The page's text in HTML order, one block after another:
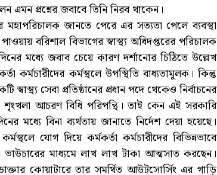
এমন প্রশ্নের জবাবে তিনি নিরব থাকেন।
মহাপরিচালক জানতে পেরে এর সত্যতা পেলে ব্যবস্থা
বরিশাল বিভাগের স্বাস্থ্য অধিদপ্তরের পরিচালক
মধ্যে জবাব চেয়ে কারণ দর্শানোর চিঠিতে উল্লেখ
কর্মচারীদের কর্মস্থলে উপস্থিতি বাধ্যতামূলক। কিন্তু
সেবা প্রতিষ্ঠানের প্রধান পদে থেকেও নির্বাচনের
আচরণ বিধি পরিপন্থি। তাই কেন এই সরকারি
মধ্যে বিনা ব্যর্থতায় জানাতে নির্দেশ দেয়া হয়েছে।
যোগ দিয়ে কর্মকর্তা কর্মচারীদের বিভিন্নভাবে
মাধ্যমে লাখ লাখ টাকা আত্মসাত করছেন।
কোয়াটারে তার সমর্থিত আউটসোর্সিং এর গাড়ি